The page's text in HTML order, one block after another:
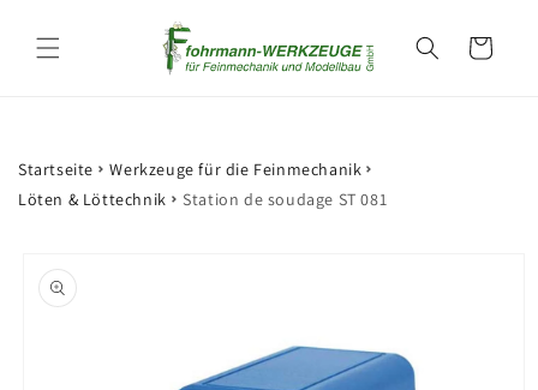
au
Panier
Startseite
Werkzeuge für die Feinmechanik
Löten & Löttechnik
Station de soudage ST 081
informations
produits